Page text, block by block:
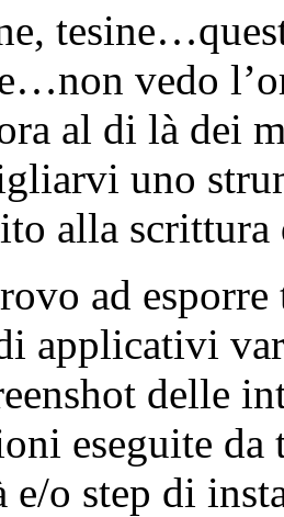
vedo
al di là dei
uno
alla scrittura
ad
applicativi
delle
eseguite
o step di